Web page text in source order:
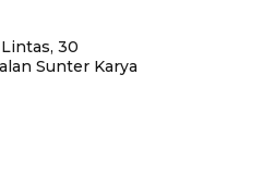
30
Sunter Karya